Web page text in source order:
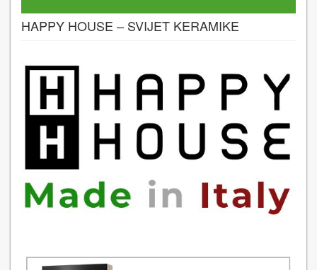
HAPPY HOUSE – SVIJET KERAMIKE